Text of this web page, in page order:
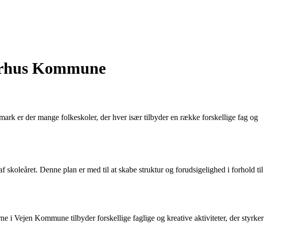
Kommune
er der mange folkeskoler, der hver især tilbyder en række forskellige fag og
Denne plan er med til at skabe struktur og forudsigelighed i forhold til
i Vejen Kommune tilbyder forskellige faglige og kreative aktiviteter, der styrker